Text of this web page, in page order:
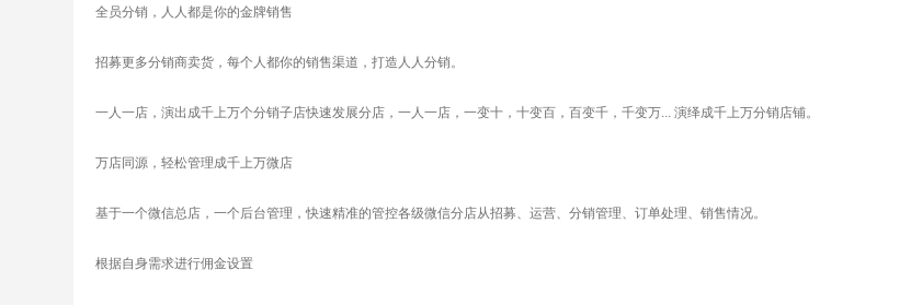
全员分销，人人都是你的金牌销售
招募更多分销商卖货，每个人都你的销售渠道，打造人人分销。
一人一店，演出成千上万个分销子店快速发展分店，一人一店，一变十，十变百，百变千，千变万... 演绎成千上万分销店铺。
万店同源，轻松管理成千上万微店
基于一个微信总店，一个后台管理，快速精准的管控各级微信分店从招募、运营、分销管理、订单处理、销售情况。
根据自身需求进行佣金设置